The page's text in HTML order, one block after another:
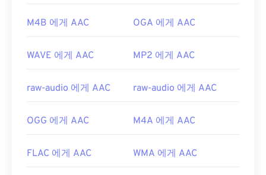
https://en.wikipedia.org/wiki/고급_오디오_코딩
browse=tc
M4B 에게 AAC OGA 에게 AAC
WAVE 에게 AAC MP2 에게 AAC
raw-audio 에게 AAC raw-audio 에게 AAC
OGG 에게 AAC M4A 에게 AAC
FLAC 에게 AAC WMA 에게 AAC